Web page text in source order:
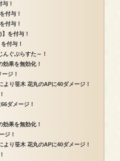
！
付与！
付与！
を付与！
付与！
ぐぶらすた～！
効果を無効化！
ジ！
より笹木 花丸のAPに40ダメージ！
ダメージ！
効果を無効化！
ジ！
より笹木 花丸のAPに40ダメージ！